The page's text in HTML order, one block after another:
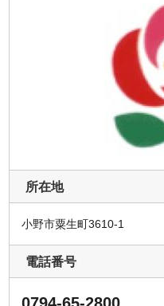
所在地
小野市粟生町3610-1
電話番号